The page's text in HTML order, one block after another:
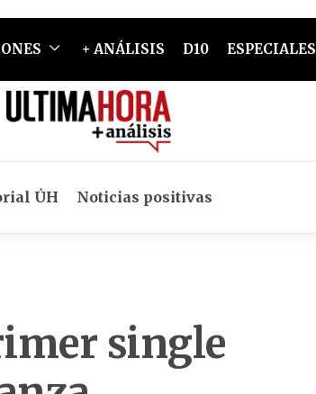
+ ANÁLISIS D10 ESPECIALES
ÚH Noticias positivas
single